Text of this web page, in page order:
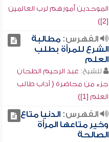
الموحدين أمورهم لرب العالمين
[2])
الفهرس:مطالبة
الشرع للمرأة بطلب
العلم
للشيخ: عبد الرحيم الطحان
جزء من محاضرة ( آداب طالب
العلم [1])
الفهرس:الدنيا متاع
وخير متاعها المرأة
الصالحة